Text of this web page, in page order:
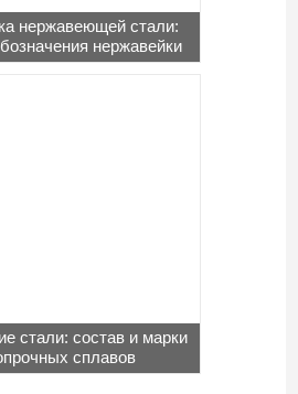
нержавеющей стали:
нержавейки
стали: состав и марки
сплавов